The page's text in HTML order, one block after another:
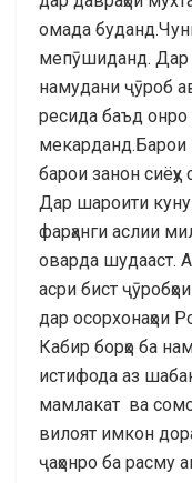
омада
мепӯшиданд. Дар
намудани ҷӯроб
ресида баъд онро
барои занон
Дар шароити
фарҳанги аслии
оварда шудааст.
асри бист
дар осорхонаҳои
Кабир борҳо ба
истифода аз
мамлакат ва
вилоят имкон
ҷаҳонро ба расму